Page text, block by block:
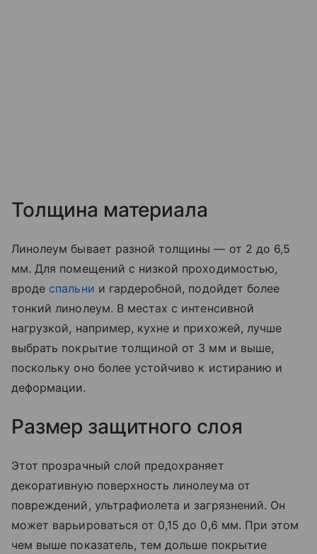
Толщина материала
Линолеум бывает разной толщины — от 2 до 6,5
мм. Для помещений с низкой проходимостью,
вроде спальни и гардеробной, подойдет более
тонкий линолеум. В местах с интенсивной
нагрузкой, например, кухне и прихожей, лучше
выбрать покрытие толщиной от 3 мм и выше,
поскольку оно более устойчиво к истиранию и
деформации.
Размер защитного слоя
Этот прозрачный слой предохраняет
декоративную поверхность линолеума от
повреждений, ультрафиолета и загрязнений. Он
может варьироваться от 0,15 до 0,6 мм. При этом
чем выше показатель, тем дольше покрытие